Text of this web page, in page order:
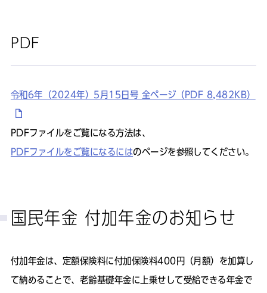
PDF
令和6年（2024年）5月15日号 全ページ（PDF 8,482KB）
PDFファイルをご覧になる方法は、
PDFファイルをご覧になるにはのページを参照してください。
国民年金 付加年金のお知らせ
付加年金は、定額保険料に付加保険料400円（月額）を加算し
て納めることで、老齢基礎年金に上乗せして受給できる年金で